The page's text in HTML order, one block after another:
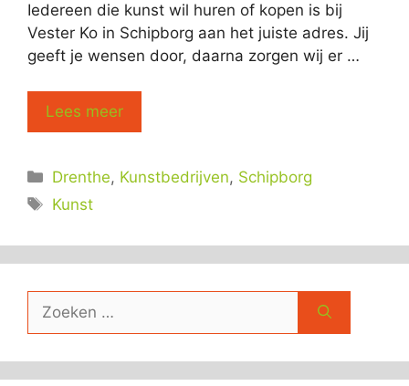
Iedereen die kunst wil huren of kopen is bij
Vester Ko in Schipborg aan het juiste adres. Jij
geeft je wensen door, daarna zorgen wij er …
Lees meer
Categorieën
Drenthe, Kunstbedrijven, Schipborg
Tags
Kunst
naar: